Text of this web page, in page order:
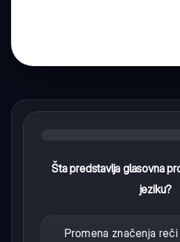
Šta predstavlja glasovna
jeziku?
Promena značenja